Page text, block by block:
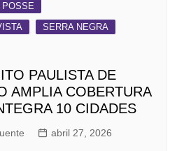
POSSE
SERRA NEGRA
PAULISTA DE
AMPLIA COBERTURA
10 CIDADES
abril 27, 2026